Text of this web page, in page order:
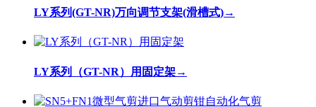
LY系列(GT-NR)万向调节支架(滑槽式)→
LY系列（GT-NR）用固定架→